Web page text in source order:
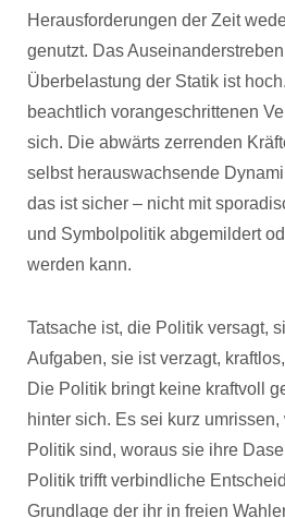
Herausforderungen der Zeit
genutzt. Das
Überbelastung der Statik ist
beachtlich vorangeschrittenen
sich. Die abwärts zerrenden
selbst herauswachsende
das ist sicher – nicht mit
und Symbolpolitik abgemildert
werden kann.
Tatsache ist, die Politik versagt,
Aufgaben, sie ist verzagt,
Die Politik bringt keine kraftvoll
hinter sich. Es sei kurz
Politik sind, woraus sie ihre
Politik trifft verbindliche
Grundlage der ihr in freien